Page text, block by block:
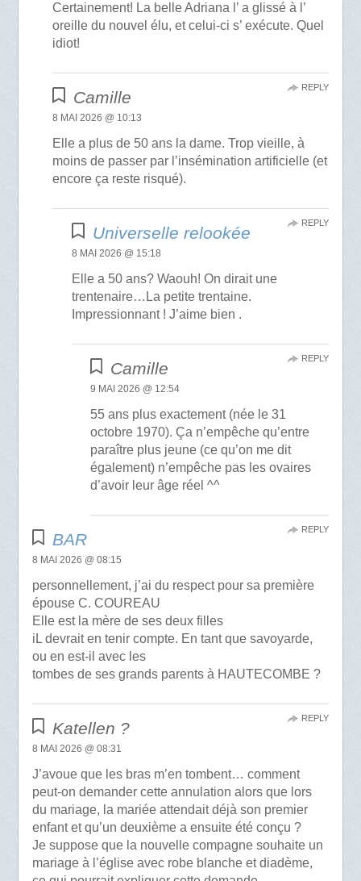
Certainement! La belle Adriana l’ a glissé à l’
oreille du nouvel élu, et celui-ci s’ exécute. Quel
idiot!
Camille
8 MAI 2026 @ 10:13
Elle a plus de 50 ans la dame. Trop vieille, à
moins de passer par l’insémination artificielle (et
encore ça reste risqué).
REPLY
Universelle relookée
8 MAI 2026 @ 15:18
Elle a 50 ans? Waouh! On dirait une
trentenaire…La petite trentaine.
Impressionnant ! J’aime bien .
REPLY
Camille
9 MAI 2026 @ 12:54
55 ans plus exactement (née le 31
octobre 1970). Ça n’empêche qu’entre
paraître plus jeune (ce qu’on me dit
également) n’empêche pas les ovaires
d’avoir leur âge réel ^^
REPLY
BAR
8 MAI 2026 @ 08:15
personnellement, j’ai du respect pour sa première
épouse C. COUREAU
Elle est la mère de ses deux filles
iL devrait en tenir compte. En tant que savoyarde,
ou en est-il avec les
tombes de ses grands parents à HAUTECOMBE ?
REPLY
Katellen ?
8 MAI 2026 @ 08:31
J’avoue que les bras m’en tombent… comment
peut-on demander cette annulation alors que lors
du mariage, la mariée attendait déjà son premier
enfant et qu’un deuxième a ensuite été conçu ?
Je suppose que la nouvelle compagne souhaite un
mariage à l’église avec robe blanche et diadème,
REPLY